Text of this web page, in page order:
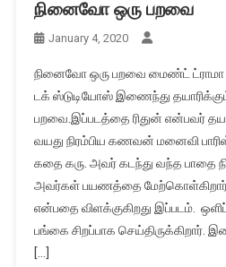
நினைவோ ஒரு பறவை
January 4, 2020
நினைவோ ஒரு பறவை மைண்ட் ட்ராமா
டக் ஸ்டுடியோஸ் இணைந்து
பறவை.இப்படத்தை ரிதுன் என்பவர்
வயது நிரம்பிய கணவன் மனைவி
கதை கரு. அவர் கடந்து வந்த பாதை
அவர்கள் பயணத்தை
என்பதை விளக்குகிறது இப்படம்.
பங்கை சிறப்பாக செய்திருக்கிறார்.
[…]